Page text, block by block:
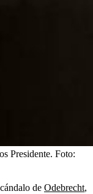
Presidente. Foto:
de Odebrecht,